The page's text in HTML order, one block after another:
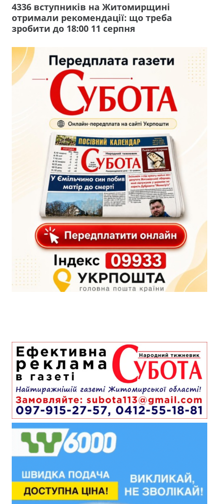
4336 вступників на Житомирщині
отримали рекомендації: що треба
зробити до 18:00 11 серпня